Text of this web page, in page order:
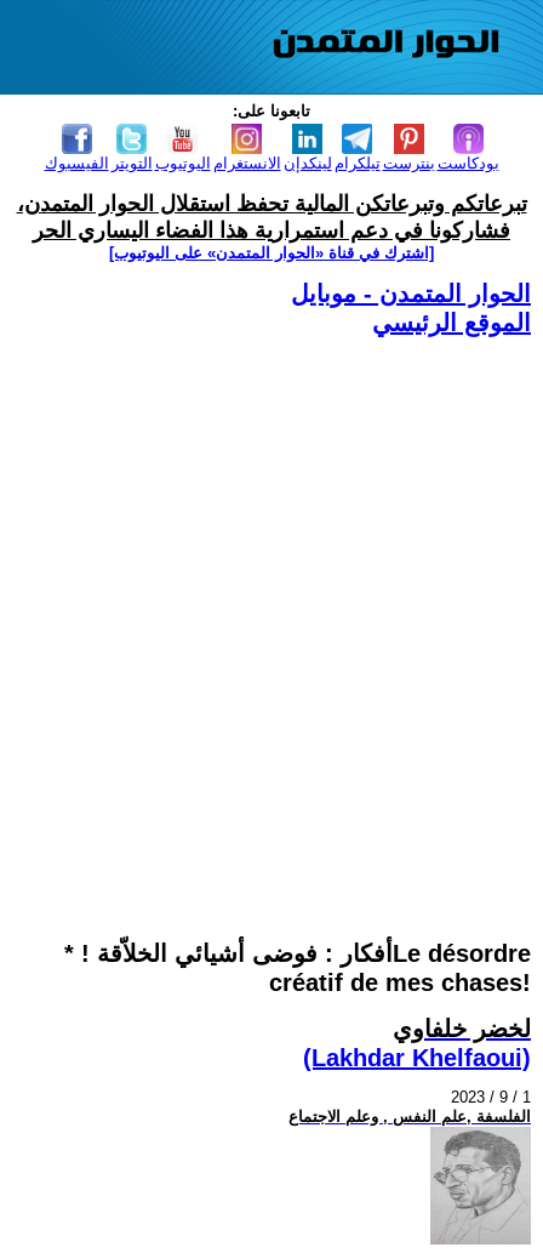
تابعونا على:
الفيسبوك التويتر اليوتيوب الانستغرام لينكدإن تيلكرامبنترست بودكاست
تبرعاتكم وتبرعاتكن المالية تحفظ استقلال الحوار المتمدن،
فشاركونا في دعم استمرارية هذا الفضاء اليساري الحر
[اشترك في قناة ‫«الحوار المتمدن» على اليوتيوب]
الحوار المتمدن - موبايل
الموقع الرئيسي
*أفكار : فوضى أشيائي الخلاّقة ! ‏Le désordre
créatif de mes chases!
لخضر خلفاوي
(Lakhdar Khelfaoui)
2023 / 9 / 1
الفلسفة ,علم النفس , وعلم الاجتماع